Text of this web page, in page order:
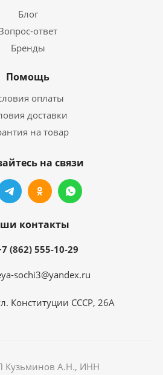
Блог
ответ
Бренды
Помощь
оплаты
доставки
на товар
на связи
контакты
(862) 555-10-29
sochi3@yandex.ru
Конституции СССР, 26А
Кузьминов А.Н., ИНН